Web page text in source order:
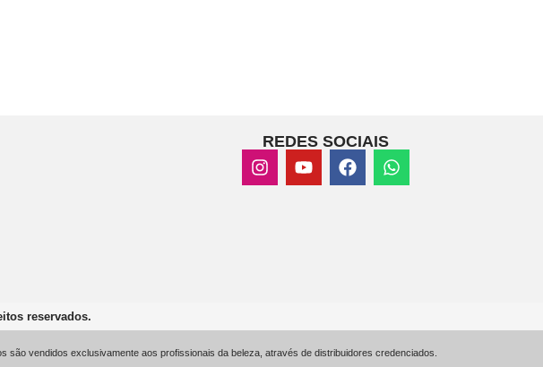
REDES SOCIAIS
reservados.
vendidos exclusivamente aos profissionais da beleza, através de distribuidores credenciados.